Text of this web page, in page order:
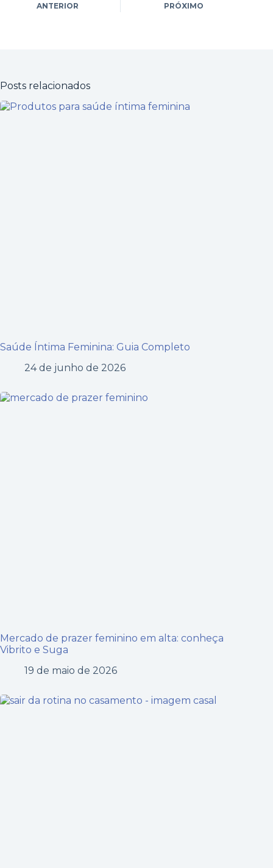
ANTERIOR PRÓXIMO
Posts relacionados
Saúde Íntima Feminina: Guia Completo
24 de junho de 2026
Mercado de prazer feminino em alta: conheça
Vibrito e Suga
19 de maio de 2026